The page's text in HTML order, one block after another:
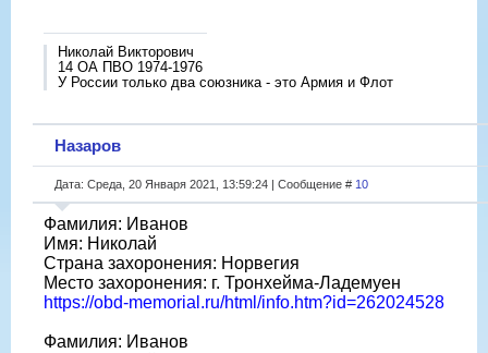
Николай Викторович
14 ОА ПВО 1974-1976
У России только два союзника - это Армия и Флот
Назаров
Дата: Среда, 20 Января 2021, 13:59:24 | Сообщение # 10
Фамилия: Иванов
Имя: Николай
Страна захоронения: Норвегия
Место захоронения: г. Тронхейма-Ладемуен
https://obd-memorial.ru/html/info.htm?id=262024528
Фамилия: Иванов